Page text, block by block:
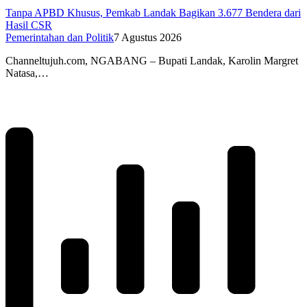
Tanpa APBD Khusus, Pemkab Landak Bagikan 3.677 Bendera dari
Hasil CSR
Pemerintahan dan Politik7 Agustus 2026
Channeltujuh.com, NGABANG – Bupati Landak, Karolin Margret
Natasa,…